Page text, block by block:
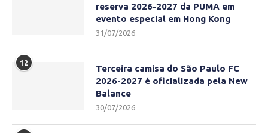
reserva 2026-2027 da PUMA em
evento especial em Hong Kong
31/07/2026
12
Terceira camisa do São Paulo FC
2026-2027 é oficializada pela New
Balance
30/07/2026